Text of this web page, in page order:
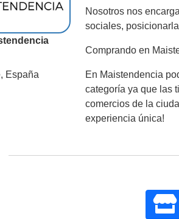
España
Nosotros nos
sociales,
Comprando en
En Maistendencia
categoría ya que las
comercios de la
experiencia única!